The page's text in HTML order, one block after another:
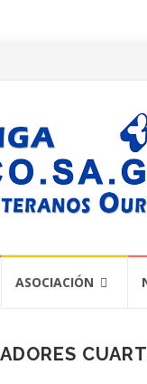
ASOCIACIÓN